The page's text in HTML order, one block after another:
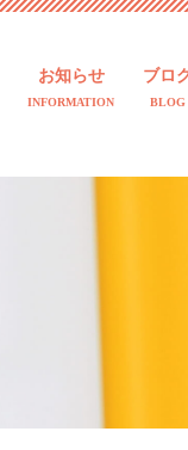
お知らせ
INFORMATION
ブロ
BLOG